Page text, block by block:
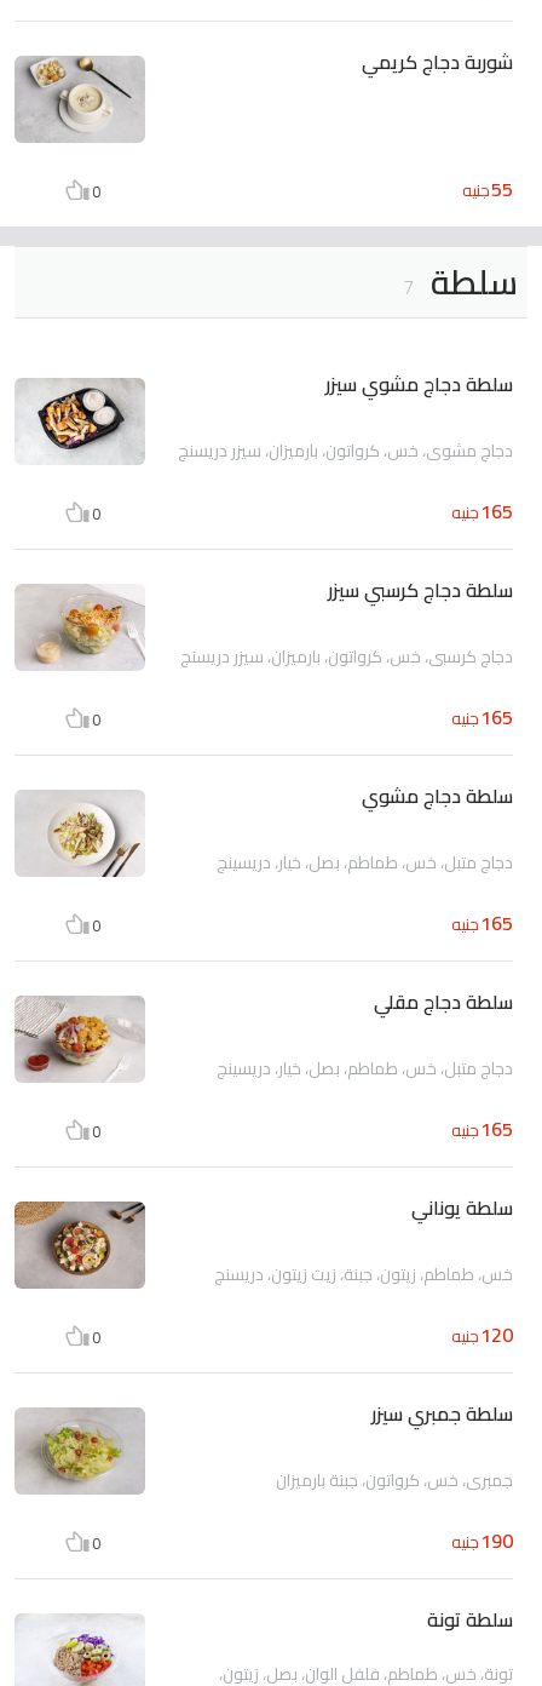
شوربة دجاج كريمي
55جنيه 0
سلطة 7
سلطة دجاج مشوي سيزر
دجاج مشوي، خس، كرواتون، بارميزان، سيزر دريسنج
165جنيه 0
سلطة دجاج كرسبي سيزر
دجاج كرسبي، خس، كرواتون، بارميزان، سيزر دريسنج
165جنيه 0
سلطة دجاج مشوي
دجاج متبل، خس، طماطم، بصل، خيار، دريسينج
165جنيه 0
سلطة دجاج مقلي
دجاج متبل، خس، طماطم، بصل، خيار، دريسينج
165جنيه 0
سلطة يوناني
خس، طماطم، زيتون، جبنة، زيت زيتون، دريسنج
120جنيه 0
سلطة جمبري سيزر
جمبري، خس، كرواتون، جبنة بارميزان
190جنيه 0
سلطة تونة
تونة، خس، طماطم، فلفل الوان، بصل، زيتون،